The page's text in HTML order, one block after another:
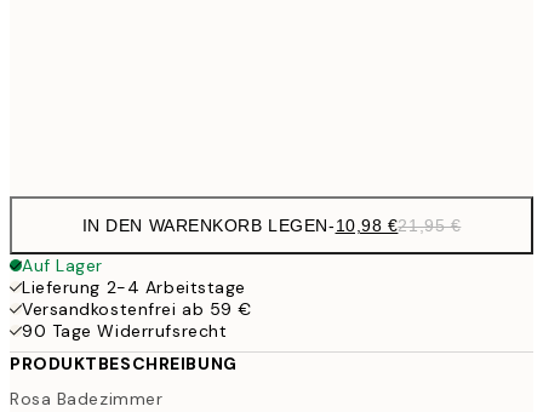
IN DEN WARENKORB LEGEN-10,98 €21,95 €
Auf Lager
Lieferung 2-4 Arbeitstage
Versandkostenfrei ab 59 €
90 Tage Widerrufsrecht
PRODUKTBESCHREIBUNG
Rosa Badezimmer